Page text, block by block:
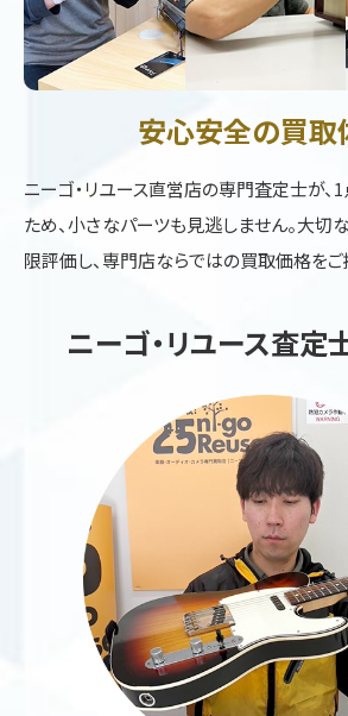
安心安全の買取
ニーゴ・リユース直営店の専門査定士が、
ため、小さなパーツも見逃しません。大
限評価し、専門店ならではの買取価格をご
ニーゴ・リユース査定